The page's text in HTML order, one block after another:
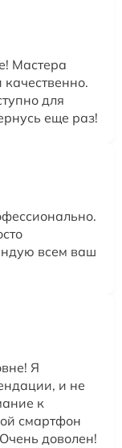
Мастера
качественно.
для
еще раз!
всем ваш
Я
и не
к
смартфон
доволен!